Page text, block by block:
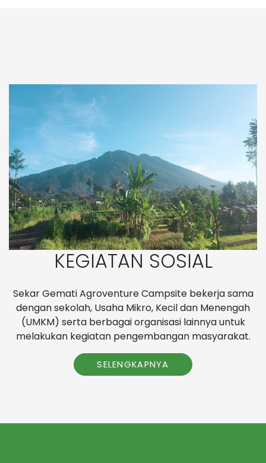
KEGIATAN SOSIAL
Sekar Gemati Agroventure Campsite bekerja sama
dengan sekolah, Usaha Mikro, Kecil dan Menengah
(UMKM) serta berbagai organisasi lainnya untuk
melakukan kegiatan pengembangan masyarakat.
SELENGKAPNYA